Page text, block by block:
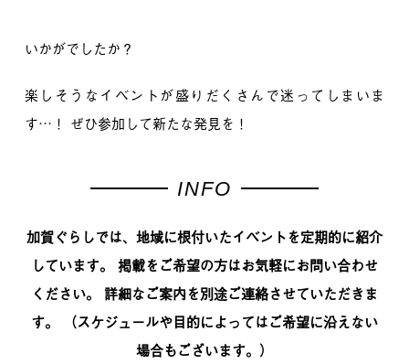
いかがでしたか？
楽しそうなイベントが盛りだくさんで迷ってしまいま
す…！ ぜひ参加して新たな発見を！
INFO
加賀ぐらしでは、地域に根付いたイベントを定期的に紹介
しています。
掲載をご希望の方はお気軽にお問い合わせ
ください。
詳細なご案内を別途ご連絡させていただきま
す。
（スケジュールや目的によってはご希望に沿えない
場合もございます。）